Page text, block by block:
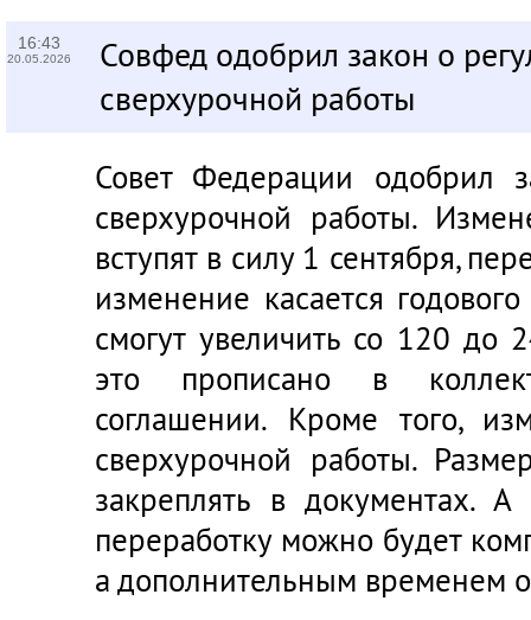
16:43
20.05.2026
Совфед одобрил закон о
сверхурочной работы
Совет Федерации одобрил
сверхурочной работы.
вступят в силу 1 сентября,
изменение касается
смогут увеличить со 120 до
это прописано в
соглашении. Кроме того,
сверхурочной работы.
закреплять в документах. А
переработку можно будет
а дополнительным временем